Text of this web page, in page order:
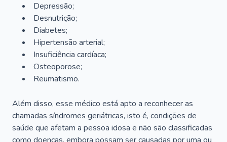
Depressão;
Desnutrição;
Diabetes;
Hipertensão arterial;
Insuficiência cardíaca;
Osteoporose;
Reumatismo.
Além disso, esse médico está apto a reconhecer as
chamadas síndromes geriátricas, isto é, condições de
saúde que afetam a pessoa idosa e não são classificadas